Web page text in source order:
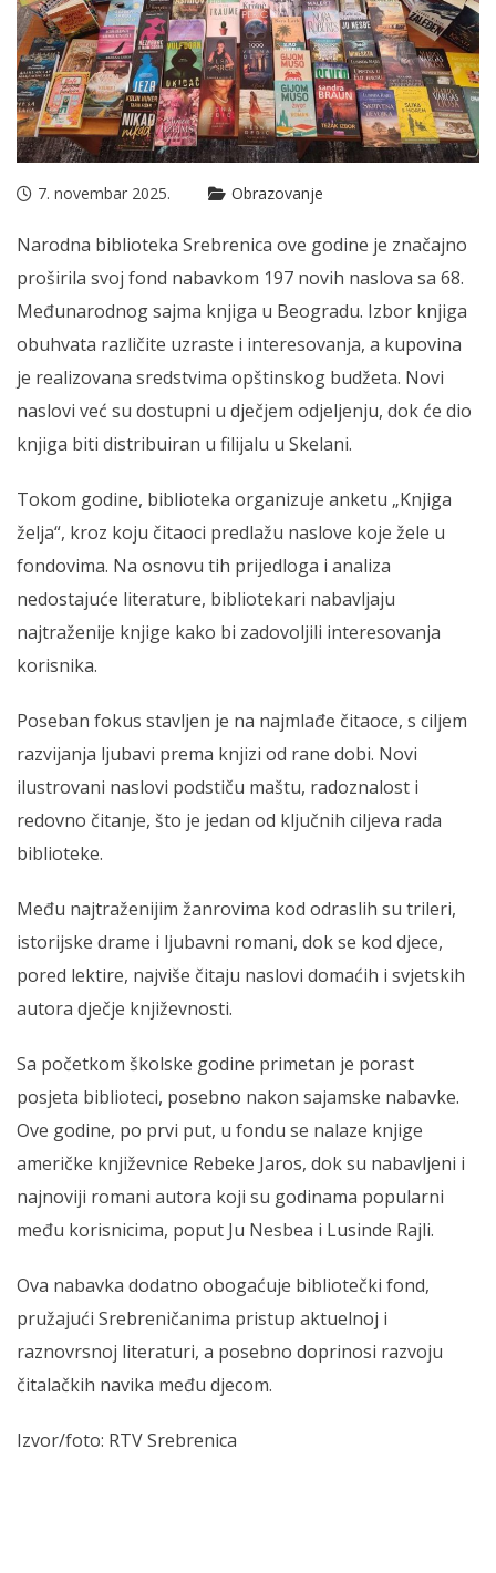
7. novembar 2025. Obrazovanje
Narodna biblioteka Srebrenica ove godine je značajno
proširila svoj fond nabavkom 197 novih naslova sa 68.
Međunarodnog sajma knjiga u Beogradu. Izbor knjiga
obuhvata različite uzraste i interesovanja, a kupovina
je realizovana sredstvima opštinskog budžeta. Novi
naslovi već su dostupni u dječjem odjeljenju, dok će dio
knjiga biti distribuiran u filijalu u Skelani.
Tokom godine, biblioteka organizuje anketu „Knjiga
želja“, kroz koju čitaoci predlažu naslove koje žele u
fondovima. Na osnovu tih prijedloga i analiza
nedostajuće literature, bibliotekari nabavljaju
najtraženije knjige kako bi zadovoljili interesovanja
korisnika.
Poseban fokus stavljen je na najmlađe čitaoce, s ciljem
razvijanja ljubavi prema knjizi od rane dobi. Novi
ilustrovani naslovi podstiču maštu, radoznalost i
redovno čitanje, što je jedan od ključnih ciljeva rada
biblioteke.
Među najtraženijim žanrovima kod odraslih su trileri,
istorijske drame i ljubavni romani, dok se kod djece,
pored lektire, najviše čitaju naslovi domaćih i svjetskih
autora dječje književnosti.
Sa početkom školske godine primetan je porast
posjeta biblioteci, posebno nakon sajamske nabavke.
Ove godine, po prvi put, u fondu se nalaze knjige
američke književnice Rebeke Jaros, dok su nabavljeni i
najnoviji romani autora koji su godinama popularni
među korisnicima, poput Ju Nesbea i Lusinde Rajli.
Ova nabavka dodatno obogaćuje bibliotečki fond,
pružajući Srebreničanima pristup aktuelnoj i
raznovrsnoj literaturi, a posebno doprinosi razvoju
čitalačkih navika među djecom.
Izvor/foto: RTV Srebrenica